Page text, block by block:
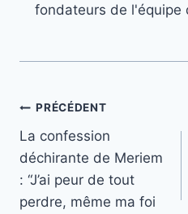
fondateurs de l'équipe
Navigation
de
l’article
PRÉCÉDENT
La confession
déchirante de Meriem
: “J’ai peur de tout
perdre, même ma foi